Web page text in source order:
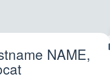
NAME,